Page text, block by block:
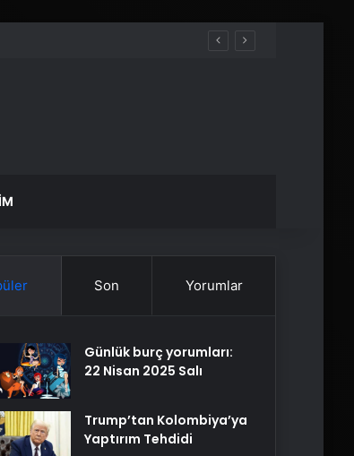
Son Yorumlar
Günlük burç yorumları:
22 Nisan 2025 Salı
Trump’tan Kolombiya’ya
Yaptırım Tehdidi